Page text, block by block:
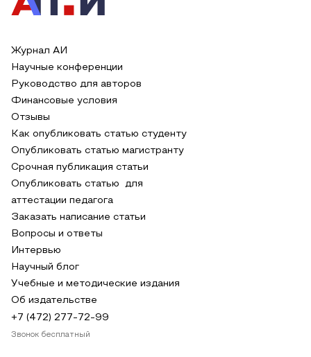
Журнал АИ
Научные конференции
Руководство для авторов
Финансовые условия
Отзывы
Как опубликовать статью студенту
Опубликовать статью магистранту
Срочная публикация статьи
Опубликовать статью для
аттестации педагога
Заказать написание статьи
Вопросы и ответы
Интервью
Научный блог
Учебные и методические издания
Об издательстве
+7 (472) 277-72-99
Звонок бесплатный